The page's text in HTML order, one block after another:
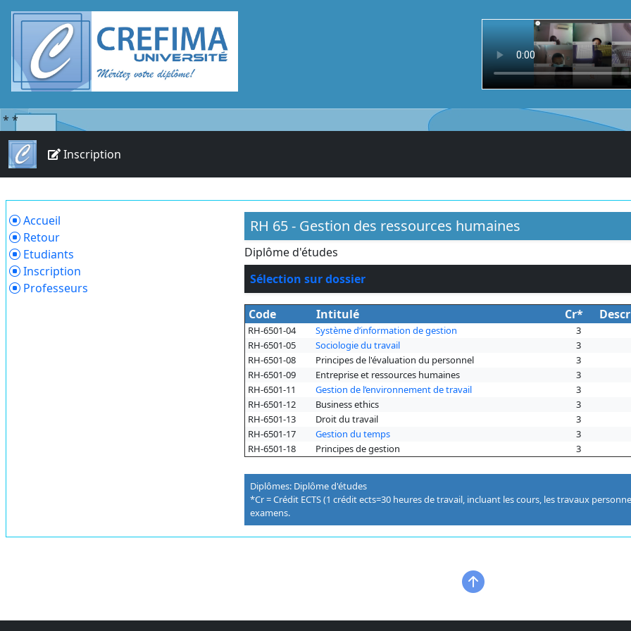
* *
Inscription
Accueil
Retour
Etudiants
Inscription
Professeurs
RH 65 - Gestion des ressources humaines
Diplôme d'études
Sélection sur dossier
Code Intitulé Cr*
RH-6501-04 Système d’information de gestion
3
RH-6501-05
Sociologie du travail
3
RH-6501-08
Principes de l'évaluation du personnel
3
RH-6501-09
Entreprise et ressources humaines
3
RH-6501-11
Gestion de l’environnement de travail
3
RH-6501-12
Business ethics
3
RH-6501-13
Droit du travail
3
RH-6501-17
Gestion du temps
3
RH-6501-18
Principes de gestion 3
Diplômes: Diplôme d'études
*Cr = Crédit ECTS (1 crédit ects=30 heures de travail, incluant les cours, les travaux
examens.